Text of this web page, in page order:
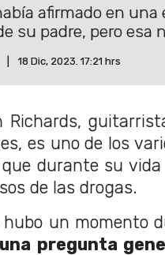
afirmado en
su padre, pero esa
18 Dic, 2023. 17:21 hrs
Richards,
es uno de los
durante su
de las drogas.
hubo un momento
una pregunta